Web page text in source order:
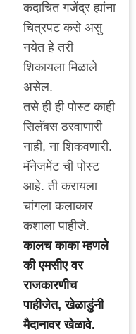
reply
to
पात्रता
by
अतिशहाणा
कदाचित गजेंद्र ह्यांना
चित्रपट कसे असु
नयेत हे तरी
शिकायला मिळाले
असेल.
तसे ही ही पोस्ट काही
सिलॅबस ठरवाणारी
नाही, ना शिकवणारी.
मॅनेजमेंट ची पोस्ट
आहे. ती करायला
चांगला कलाकार
कशाला पाहीजे.
कालच काका म्हणले
की एमसीए वर
राजकारणीच
पाहीजेत, खेळाडुंनी
मैदानावर खेळावे.